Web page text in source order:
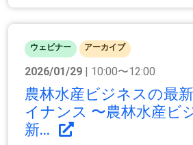
ウェビナー アーカイブ
2026/01/29 | 10:00〜12:00
農林水産ビジネスの最
イナンス 〜農林水産ビ
新...